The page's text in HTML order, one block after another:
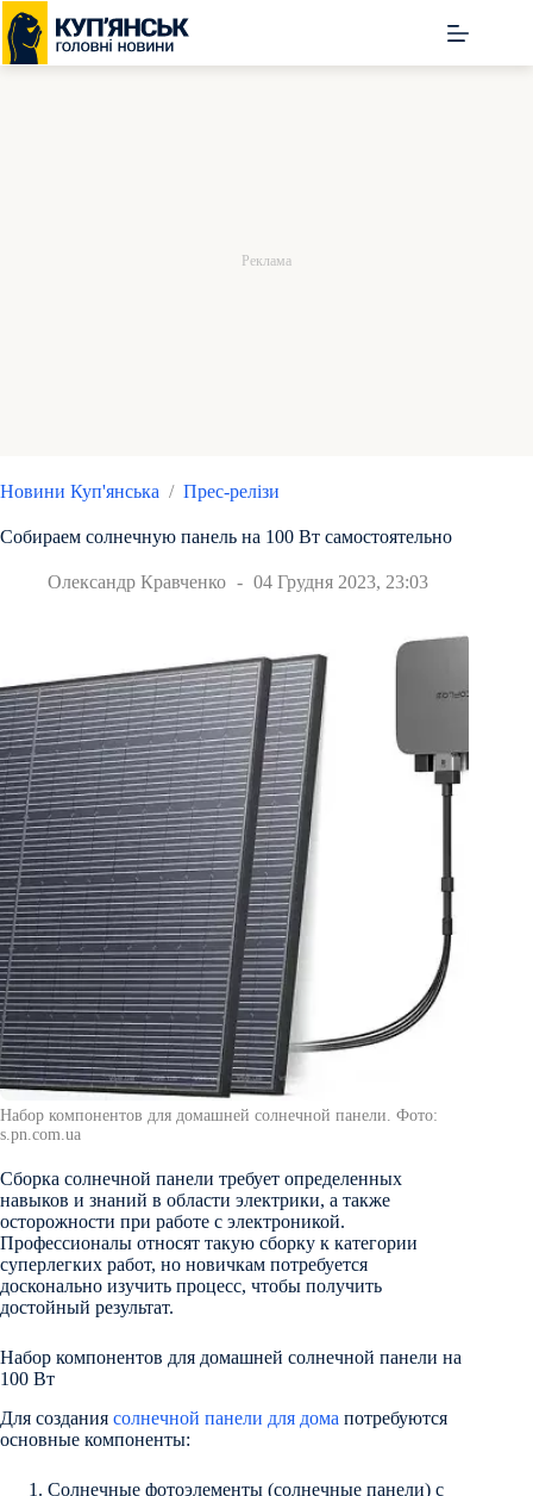
Перейти
до
вмісту
Новини Куп'янська / Прес-релізи
Собираем солнечную панель на 100 Вт самостоятельно
Олександр Кравченко 04 Грудня 2023, 23:03
Набор компонентов для домашней солнечной панели. Фото:
s.pn.com.ua
Сборка солнечной панели требует определенных
навыков и знаний в области электрики, а также
осторожности при работе с электроникой.
Профессионалы относят такую сборку к категории
суперлегких работ, но новичкам потребуется
досконально изучить процесс, чтобы получить
достойный результат.
Набор компонентов для домашней солнечной панели на
100 Вт
Для создания солнечной панели для дома потребуются
основные компоненты:
Солнечные фотоэлементы (солнечные панели) с